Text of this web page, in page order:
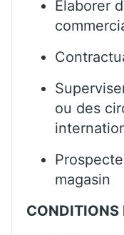
Élaborer
ou des
magasin
CONDITIONS